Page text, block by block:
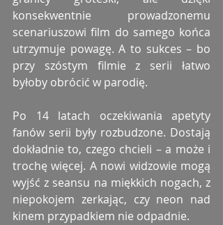
konsekwentnie prowadzonemu
scenariuszowi film do samego końca
utrzymuje powagę. A to sukces – bo
przy szóstym filmie z serii łatwo
byłoby obrócić w parodię.
Po 14 latach oczekiwania apetyty
fanów serii były rozbudzone. Dostają
dokładnie to, czego chcieli – a może i
trochę więcej. A nowi widzowie mogą
wyjść z seansu na miękkich nogach, z
niepokojem zerkając, czy neon nad
kinem przypadkiem nie odpadnie.